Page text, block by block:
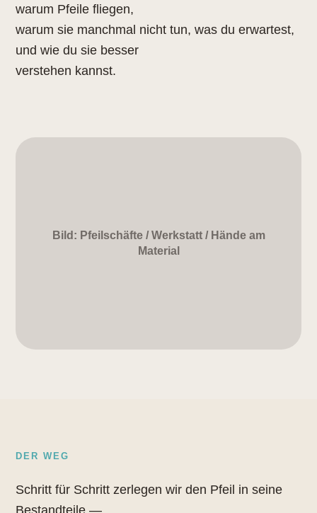
warum Pfeile fliegen,
warum sie manchmal nicht tun, was du erwartest,
und wie du sie besser
verstehen kannst.
Bild: Pfeilschäfte / Werkstatt / Hände am
Material
DER WEG
Schritt für Schritt zerlegen wir den Pfeil in seine
Bestandteile —